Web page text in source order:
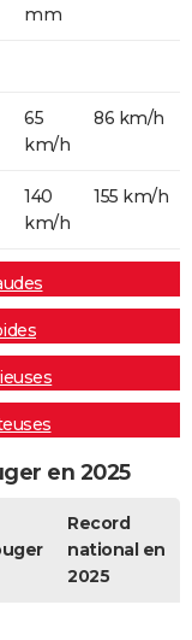
mm
65
km/h
86 km/h
140
km/h
155 km/h
en 2025
Record
national en
2025